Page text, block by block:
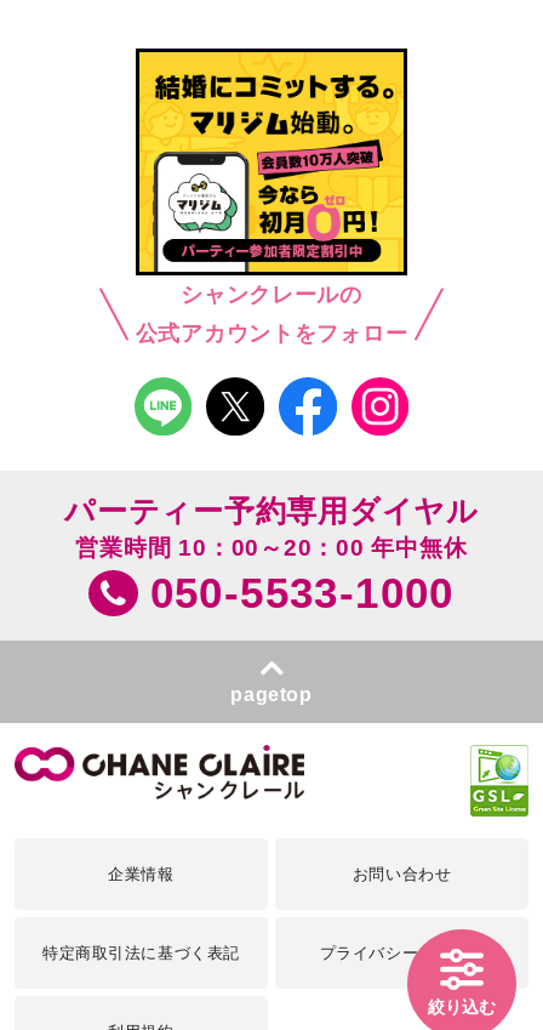
シャンクレールの
公式アカウントをフォロー
絞り込む
パーティー予約専用ダイヤル
営業時間 10：00～20：00 年中無休
050-5533-1000
pagetop
企業情報 お問い合わせ
特定商取引法に基づく表記 プライバシーポリシー